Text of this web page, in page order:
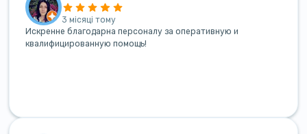
3 місяці тому
Искренне благодарна персоналу за оперативную и
квалифицированную помощь!